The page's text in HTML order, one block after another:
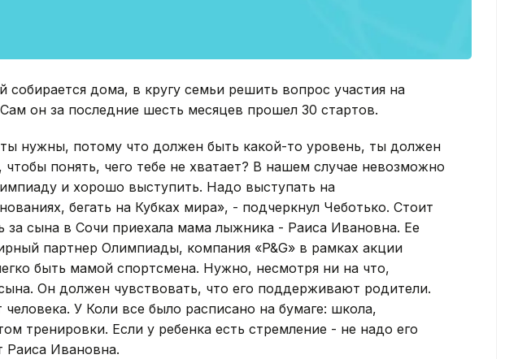
собирается дома, в кругу семьи решить вопрос участия на
он за последние шесть месяцев прошел 30 стартов.
нужны, потому что должен быть какой-то уровень, ты должен
чтобы понять, чего тебе не хватает? В нашем случае невозможно
и хорошо выступить. Надо выступать на
бегать на Кубках мира», - подчеркнул Чеботько. Стоит
за сына в Сочи приехала мама лыжника - Раиса Ивановна. Ее
партнер Олимпиады, компания «P&G» в рамках акции
быть мамой спортсмена. Нужно, несмотря ни на что,
Он должен чувствовать, что его поддерживают родители.
У Коли все было расписано на бумаге: школа,
тренировки. Если у ребенка есть стремление - не надо его
Раиса Ивановна.